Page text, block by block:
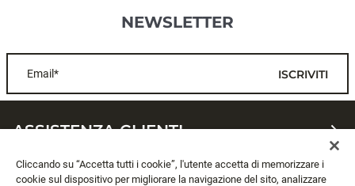
NEWSLETTER
Email* ISCRIVITI
ASSISTENZA CLIENTI
CHI SIAMO
Cliccando su “Accetta tutti i cookie”, l'utente accetta di memorizzare i
cookie sul dispositivo per migliorare la navigazione del sito, analizzare